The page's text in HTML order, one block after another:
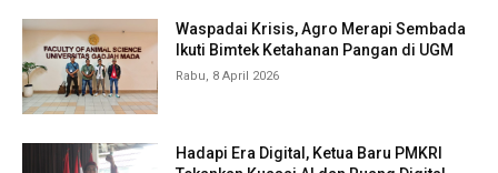
Waspadai Krisis, Agro Merapi Sembada
Ikuti Bimtek Ketahanan Pangan di UGM
Rabu, 8 April 2026
Hadapi Era Digital, Ketua Baru PMKRI